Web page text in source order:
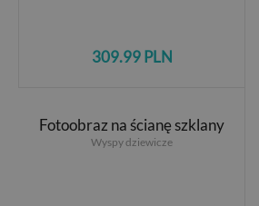
309.99 PLN
Fotoobraz na ścianę szklany
Wyspy dziewicze